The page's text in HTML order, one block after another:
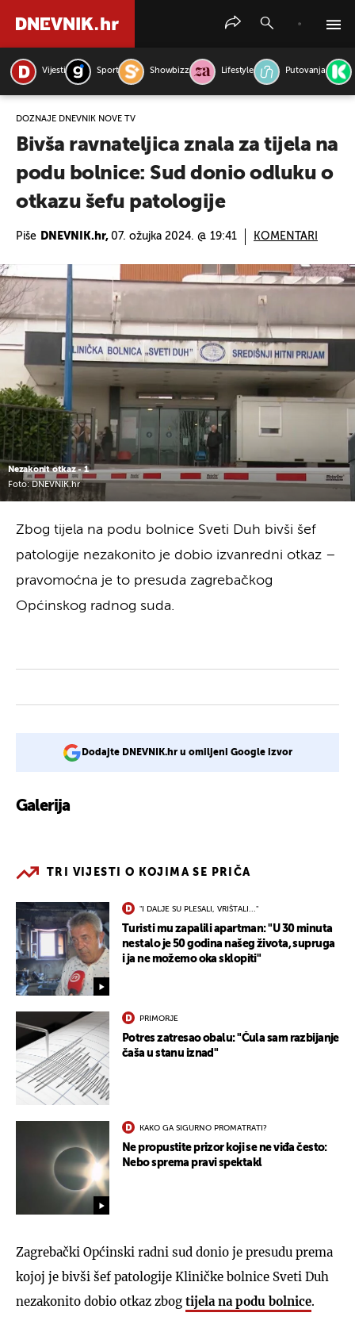
Vijesti Sport Showbizz Lifestyle Putovanja
DOZNAJE DNEVNIK NOVE TV
Bivša ravnateljica znala za tijela na
podu bolnice: Sud donio odluku o
otkazu šefu patologije
Piše DNEVNIK.hr, 07. ožujka 2024. @ 19:41 KOMENTARI
Nezakonit otkaz - 1
Foto: DNEVNIK.hr
Zbog tijela na podu bolnice Sveti Duh bivši šef
patologije nezakonito je dobio izvanredni otkaz –
pravomoćna je to presuda zagrebačkog
Općinskog radnog suda.
Dodajte DNEVNIK.hr u omiljeni Google izvor
Galerija
TRI VIJESTI O KOJIMA SE PRIČA
"I DALJE SU PLESALI, VRIŠTALI..."
Turisti mu zapalili apartman: "U 30 minuta
nestalo je 50 godina našeg života, supruga
i ja ne možemo oka sklopiti"
PRIMORJE
Potres zatresao obalu: "Čula sam razbijanje
čaša u stanu iznad"
KAKO GA SIGURNO PROMATRATI?
Ne propustite prizor koji se ne viđa često:
Nebo sprema pravi spektakl
Zagrebački Općinski radni sud donio je presudu prema
kojoj je bivši šef patologije Kliničke bolnice Sveti Duh
nezakonito dobio otkaz zbog tijela na podu bolnice.
PRETRAŽITE VIJESTI